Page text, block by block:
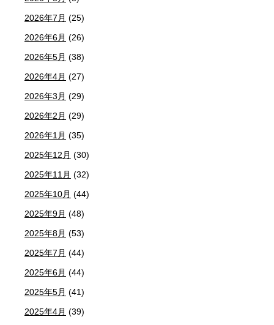
2026年7月 (25)
2026年6月 (26)
2026年5月 (38)
2026年4月 (27)
2026年3月 (29)
2026年2月 (29)
2026年1月 (35)
2025年12月 (30)
2025年11月 (32)
2025年10月 (44)
2025年9月 (48)
2025年8月 (53)
2025年7月 (44)
2025年6月 (44)
2025年5月 (41)
2025年4月 (39)